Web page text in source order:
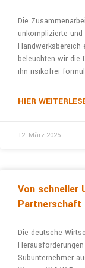
Die
unkomplizierte
Handwerksbereich
beleuchten wir die
ihn risikofrei
HIER
12. März 2025
Von
Partnerschaft
Die deutsche
Subunter­nehmer